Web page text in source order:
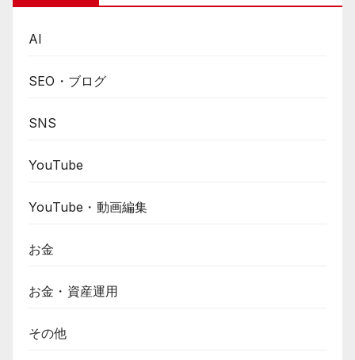
AI
SEO・ブログ
SNS
YouTube
YouTube・動画編集
お金
お金・資産運用
その他